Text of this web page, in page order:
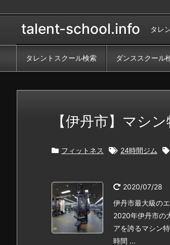
talent-school.info タレ
タレントスクール検索 ダンススクール
【伊丹市】マシ
フィットネス 24時間ジム
2020/07/28
伊丹市最大級の
2020年伊丹市の
アを誇るマシン
時間 ...